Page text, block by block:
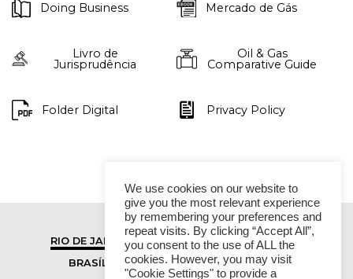
Doing Business Mercado de Gás
Livro de
Jurisprudência
Oil & Gas
Comparative Guide
Folder Digital Privacy Policy
RIO DE JANEIRO
SÃO PAULO
BRASÍLIA
VITÓRIA
We use cookies on our website to
give you the most relevant experience
by remembering your preferences and
repeat visits. By clicking “Accept All”,
you consent to the use of ALL the
cookies. However, you may visit
"Cookie Settings" to provide a